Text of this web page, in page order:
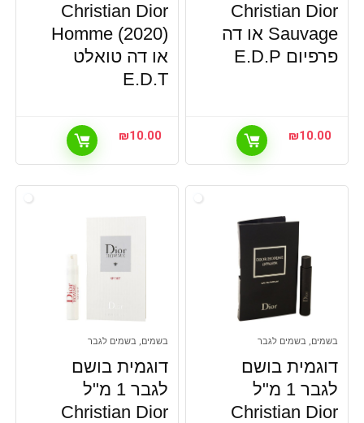
Christian Dior
Sauvage או דה
פרפיום E.D.P
₪10.00
Christian Dior
Homme (2020)
או דה טואלט
E.D.T
₪10.00
בשמים, בשמים לגבר
דוגמית בושם
לגבר 1 מ"ל
Christian Dior
בשמים, בשמים לגבר
דוגמית בושם
לגבר 1 מ"ל
Christian Dior